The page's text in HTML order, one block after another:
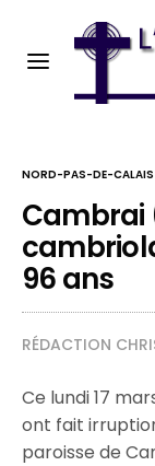
NORD-PAS-DE-CALAIS
Cambrai
96 ans
RÉDACTION
Ce lundi 17
ont fait
paroisse de